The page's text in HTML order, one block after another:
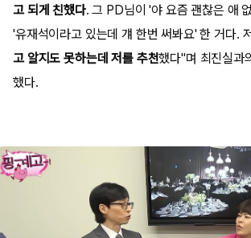
고 되게 친했다. 그 PD님이 '야 요즘 괜찮은 애
'유재석이라고 있는데 걔 한번 써봐요' 한 거다.
고 알지도 못하는데 저를 추천했다"며 최진실과
했다.